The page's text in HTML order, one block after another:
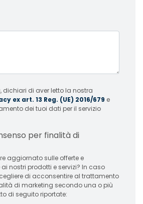
dichiari di aver letto la nostra
ex art. 13 Reg. (UE) 2016/679 e
dei tuoi dati per il servizio
per finalità di
aggiornato sulle offerte e
prodotti e servizi? In caso
di acconsentire al trattamento
di marketing secondo una o più
di seguito riportate: